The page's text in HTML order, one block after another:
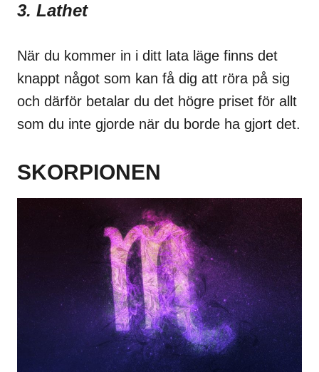
3. Lathet
När du kommer in i ditt lata läge finns det
knappt något som kan få dig att röra på sig
och därför betalar du det högre priset för allt
som du inte gjorde när du borde ha gjort det.
SKORPIONEN